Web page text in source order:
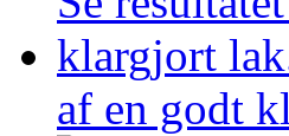
af en godt